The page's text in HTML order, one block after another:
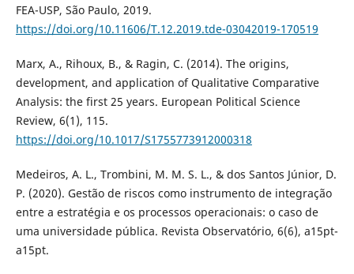
FEA-USP, São Paulo, 2019.
https://doi.org/10.11606/T.12.2019.tde-03042019-170519
Marx, A., Rihoux, B., & Ragin, C. (2014). The origins,
development, and application of Qualitative Comparative
Analysis: the first 25 years. European Political Science
Review, 6(1), 115.
https://doi.org/10.1017/S1755773912000318
Medeiros, A. L., Trombini, M. M. S. L., & dos Santos Júnior, D.
P. (2020). Gestão de riscos como instrumento de integração
entre a estratégia e os processos operacionais: o caso de
uma universidade pública. Revista Observatório, 6(6), a15pt-
a15pt.